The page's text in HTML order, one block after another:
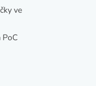
ve
PoC